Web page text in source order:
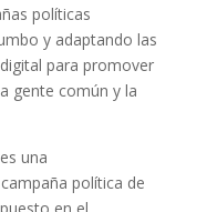
políticas
y adaptando las
para promover
gente común y la
una
política de